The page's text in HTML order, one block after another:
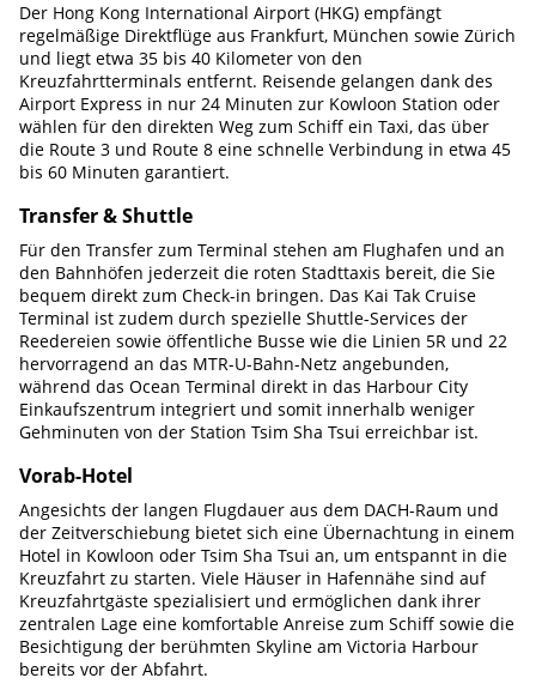
Der Hong Kong International Airport (HKG) empfängt
regelmäßige Direktflüge aus Frankfurt, München sowie Zürich
und liegt etwa 35 bis 40 Kilometer von den
Kreuzfahrtterminals entfernt. Reisende gelangen dank des
Airport Express in nur 24 Minuten zur Kowloon Station oder
wählen für den direkten Weg zum Schiff ein Taxi, das über
die Route 3 und Route 8 eine schnelle Verbindung in etwa 45
bis 60 Minuten garantiert.
Transfer & Shuttle
Für den Transfer zum Terminal stehen am Flughafen und an
den Bahnhöfen jederzeit die roten Stadttaxis bereit, die Sie
bequem direkt zum Check-in bringen. Das Kai Tak Cruise
Terminal ist zudem durch spezielle Shuttle-Services der
Reedereien sowie öffentliche Busse wie die Linien 5R und 22
hervorragend an das MTR-U-Bahn-Netz angebunden,
während das Ocean Terminal direkt in das Harbour City
Einkaufszentrum integriert und somit innerhalb weniger
Gehminuten von der Station Tsim Sha Tsui erreichbar ist.
Vorab-Hotel
Angesichts der langen Flugdauer aus dem DACH-Raum und
der Zeitverschiebung bietet sich eine Übernachtung in einem
Hotel in Kowloon oder Tsim Sha Tsui an, um entspannt in die
Kreuzfahrt zu starten. Viele Häuser in Hafennähe sind auf
Kreuzfahrtgäste spezialisiert und ermöglichen dank ihrer
zentralen Lage eine komfortable Anreise zum Schiff sowie die
Besichtigung der berühmten Skyline am Victoria Harbour
bereits vor der Abfahrt.